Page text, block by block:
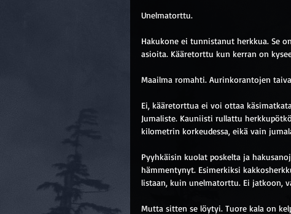
Unelmatorttu.
Hakukone ei tunnistanut herkkua. Se
asioita. Kääretorttu kun kerran on
Maailma romahti. Aurinkorantojen
Ei, kääretorttua ei voi ottaa
Jumaliste. Kauniisti rullattu
kilometrin korkeudessa, eikä vain
Pyyhkäisin kuolat poskelta ja
hämmentynyt. Esimerkiksi
listaan, kuin unelmatorttu. Ei jatkoon,
Mutta sitten se löytyi. Tuore kala on